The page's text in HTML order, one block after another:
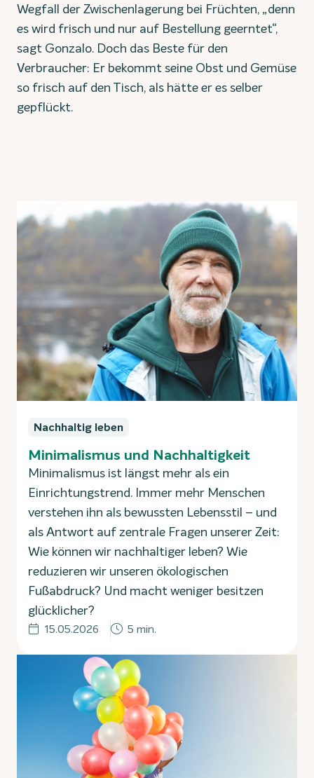
Wegfall der Zwischenlagerung bei Früchten, „denn
es wird frisch und nur auf Bestellung geerntet“,
sagt Gonzalo. Doch das Beste für den
Verbraucher: Er bekommt seine Obst und Gemüse
so frisch auf den Tisch, als hätte er es selber
gepflückt.
Nachhaltig leben
Minimalismus und Nachhaltigkeit
Minimalismus ist längst mehr als ein
Einrichtungstrend. Immer mehr Menschen
verstehen ihn als bewussten Lebensstil – und
als Antwort auf zentrale Fragen unserer Zeit:
Wie können wir nachhaltiger leben? Wie
reduzieren wir unseren ökologischen
Fußabdruck? Und macht weniger besitzen
glücklicher?
15.05.2026 5 min.